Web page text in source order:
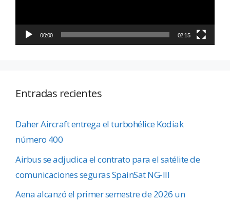
00:00 02:15
Entradas recientes
Daher Aircraft entrega el turbohélice Kodiak
número 400
Airbus se adjudica el contrato para el satélite de
comunicaciones seguras SpainSat NG-III
Aena alcanzó el primer semestre de 2026 un